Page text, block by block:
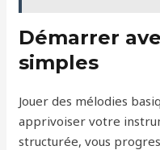
Démarrer
simples
Jouer des mélodies
apprivoiser votre
structurée, vous